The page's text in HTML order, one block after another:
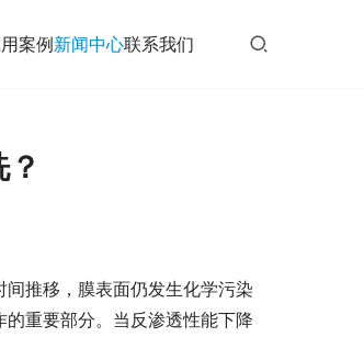
案例新闻中心联系我们
推移，膜表面仍发生化学污染
的重要部分。当反渗透性能下降